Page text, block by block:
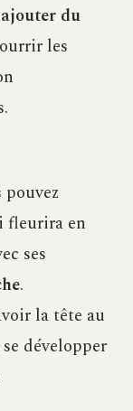
ajouter du
les
fleurira en
ses
.
la tête au
développer